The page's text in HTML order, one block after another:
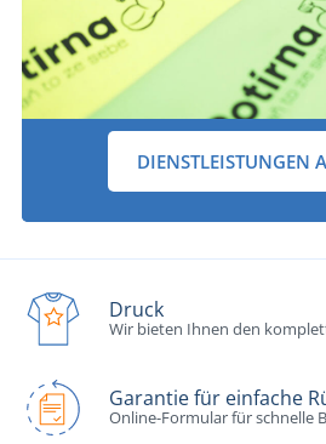
DIENSTLEISTUNGEN
Druck
Wir bieten Ihnen den
Garantie für einfache
Online-Formular für schnelle